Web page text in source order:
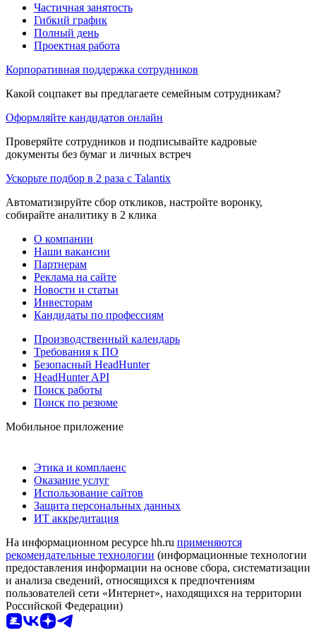
Частичная занятость
Гибкий график
Полный день
Проектная работа
Корпоративная поддержка сотрудников
Какой соцпакет вы предлагаете семейным сотрудникам?
Оформляйте кандидатов онлайн
Проверяйте сотрудников и подписывайте кадровые
документы без бумаг и личных встреч
Ускорьте подбор в 2 раза с Talantix
Автоматизируйте сбор откликов, настройте воронку,
собирайте аналитику в 2 клика
О компании
Наши вакансии
Партнерам
Реклама на сайте
Новости и статьи
Инвесторам
Кандидаты по профессиям
Производственный календарь
Требования к ПО
Безопасный HeadHunter
HeadHunter API
Поиск работы
Поиск по резюме
Мобильное приложение
Этика и комплаенс
Оказание услуг
Использование сайтов
Защита персональных данных
ИТ аккредитация
На информационном ресурсе hh.ru применяются
рекомендательные технологии (информационные технологии
предоставления информации на основе сбора, систематизации
и анализа сведений, относящихся к предпочтениям
пользователей сети «Интернет», находящихся на территории
Российской Федерации)